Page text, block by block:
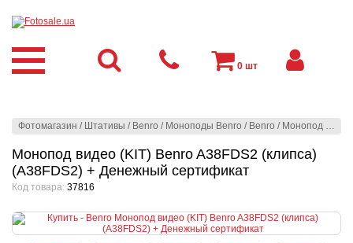
Фотомагазин / Штативы / Benro / Моноподы Benro / Benro / Монопод видео (KIT) Benro A38FDS2 (клипса) (A38FDS2) + Денежный сертификат
Монопод видео (KIT) Benro A38FDS2 (клипса)
(A38FDS2) + Денежный сертификат
Код товара: 37816
0 шт